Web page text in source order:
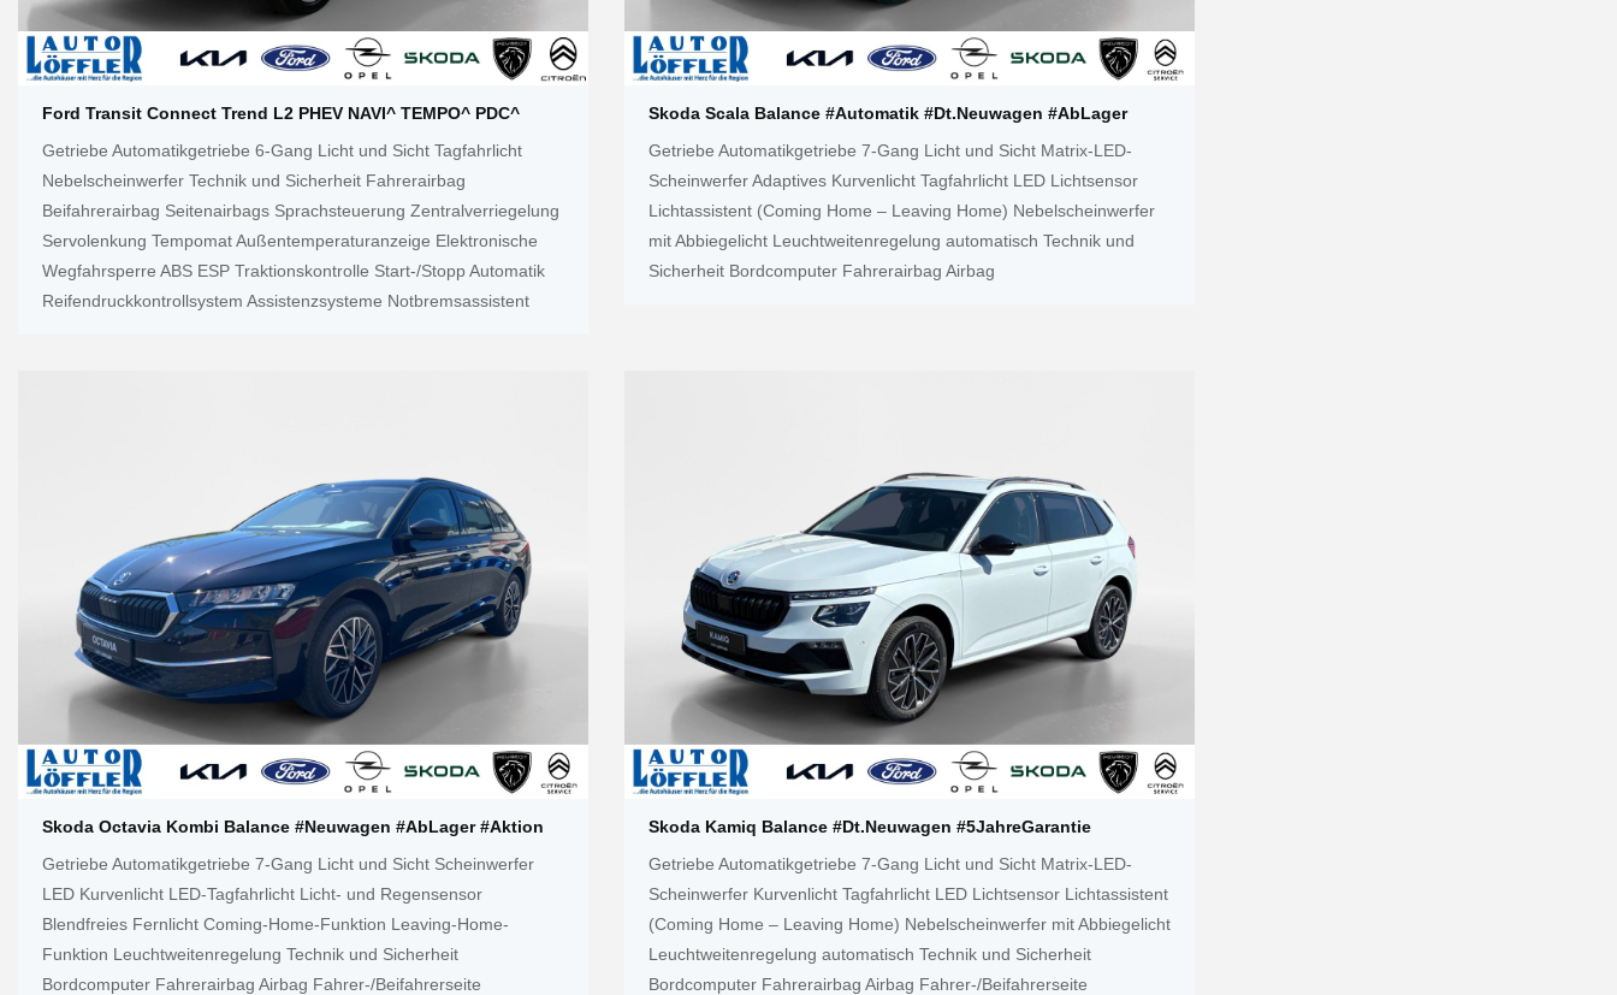
Ford Transit Connect Trend L2 PHEV NAVI^ TEMPO^ PDC^
Getriebe Automatikgetriebe 6-Gang Licht und Sicht Tagfahrlicht
Nebelscheinwerfer Technik und Sicherheit Fahrerairbag
Beifahrerairbag Seitenairbags Sprachsteuerung Zentralverriegelung
Servolenkung Tempomat Außentemperaturanzeige Elektronische
Wegfahrsperre ABS ESP Traktionskontrolle Start-/Stopp Automatik
Reifendruckkontrollsystem Assistenzsysteme Notbremsassistent
Skoda Scala Balance #Automatik #Dt.Neuwagen #AbLager
Getriebe Automatikgetriebe 7-Gang Licht und Sicht Matrix-LED-
Scheinwerfer Adaptives Kurvenlicht Tagfahrlicht LED Lichtsensor
Lichtassistent (Coming Home – Leaving Home) Nebelscheinwerfer
mit Abbiegelicht Leuchtweitenregelung automatisch Technik und
Sicherheit Bordcomputer Fahrerairbag Airbag
Skoda Octavia Kombi Balance #Neuwagen #AbLager #Aktion
Getriebe Automatikgetriebe 7-Gang Licht und Sicht Scheinwerfer
LED Kurvenlicht LED-Tagfahrlicht Licht- und Regensensor
Blendfreies Fernlicht Coming-Home-Funktion Leaving-Home-
Funktion Leuchtweitenregelung Technik und Sicherheit
Bordcomputer Fahrerairbag Airbag Fahrer-/Beifahrerseite
Skoda Kamiq Balance #Dt.Neuwagen #5JahreGarantie
Getriebe Automatikgetriebe 7-Gang Licht und Sicht Matrix-LED-
Scheinwerfer Kurvenlicht Tagfahrlicht LED Lichtsensor Lichtassistent
(Coming Home – Leaving Home) Nebelscheinwerfer mit Abbiegelicht
Leuchtweitenregelung automatisch Technik und Sicherheit
Bordcomputer Fahrerairbag Airbag Fahrer-/Beifahrerseite